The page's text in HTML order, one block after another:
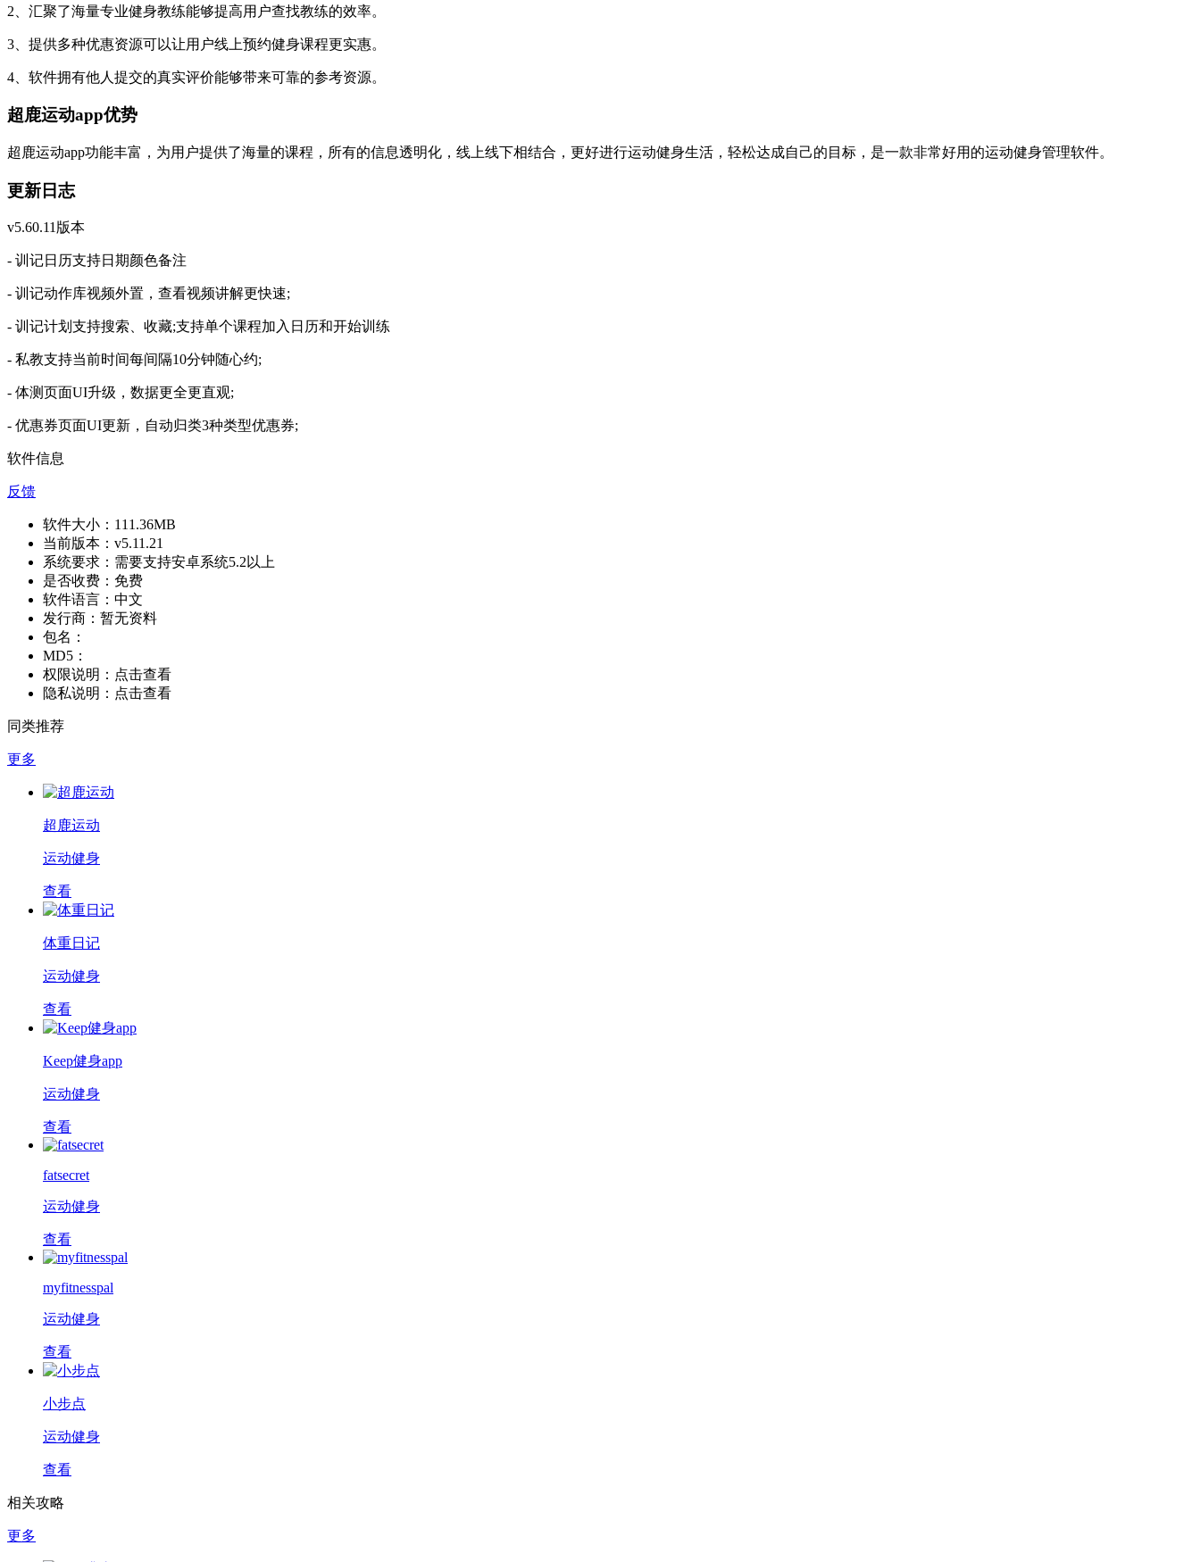
2、汇聚了海量专业健身教练能够提高用户查找教练的效率。
3、提供多种优惠资源可以让用户线上预约健身课程更实惠。
4、软件拥有他人提交的真实评价能够带来可靠的参考资源。
超鹿运动app优势
超鹿运动app功能丰富，为用户提供了海量的课程，所有的信息透明化，线上线下相结合，更好进行运动健身生活，轻松达成自己的目标，是一款非常好用的运动健身管理软件。
更新日志
v5.60.11版本
- 训记日历支持日期颜色备注
- 训记动作库视频外置，查看视频讲解更快速;
- 训记计划支持搜索、收藏;支持单个课程加入日历和开始训练
- 私教支持当前时间每间隔10分钟随心约;
- 体测页面UI升级，数据更全更直观;
- 优惠券页面UI更新，自动归类3种类型优惠券;
软件信息
反馈
软件大小： 111.36MB
当前版本： v5.11.21
系统要求： 需要支持安卓系统5.2以上
是否收费： 免费
软件语言： 中文
发行商： 暂无资料
包名：
MD5：
权限说明： 点击查看
隐私说明： 点击查看
同类推荐
更多
超鹿运动
运动健身
查看
体重日记
运动健身
查看
Keep健身app
运动健身
查看
fatsecret
运动健身
查看
myfitnesspal
运动健身
查看
小步点
运动健身
查看
相关攻略
更多